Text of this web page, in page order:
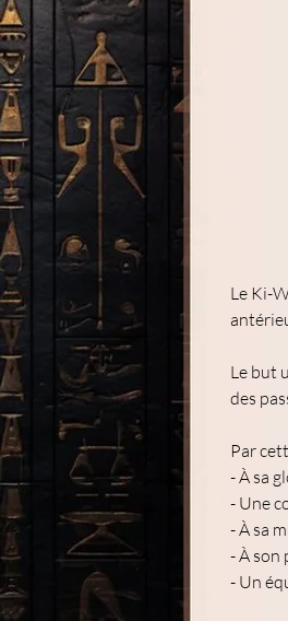
Le Ki-
Le but
des
Par
- À sa
- Une
- À sa
- À son
- Un